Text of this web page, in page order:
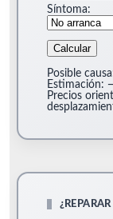
Síntoma:
Calcular
Posible
Estimación:
Precios